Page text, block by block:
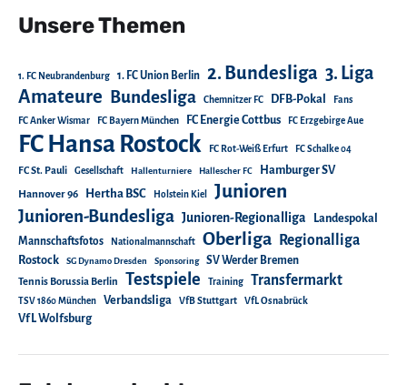
Unsere Themen
1. FC Neubrandenburg 1. FC Union Berlin 2. Bundesliga 3. Liga
Amateure Bundesliga Chemnitzer FC DFB-Pokal Fans
FC Anker Wismar FC Bayern München FC Energie Cottbus FC Erzgebirge Aue
FC Hansa Rostock FC Rot-Weiß Erfurt FC Schalke 04
FC St. Pauli Gesellschaft Hallenturniere Hallescher FC Hamburger SV
Hannover 96 Hertha BSC Holstein Kiel Junioren
Junioren-Bundesliga Junioren-Regionalliga
Landespokal
Mannschaftsfotos
Nationalmannschaft Oberliga Regionalliga
Rostock SG Dynamo Dresden Sponsoring SV Werder Bremen
Tennis Borussia Berlin Testspiele Training Transfermarkt
TSV 1860 München Verbandsliga VfB Stuttgart VfL Osnabrück
VfL Wolfsburg